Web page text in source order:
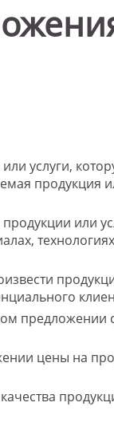
услуги,
продукция
или
предложении
цены на